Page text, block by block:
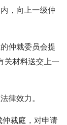
，向上一级仲
仲裁委员会提
关材料送交上一
律效力。
裁庭，对申请